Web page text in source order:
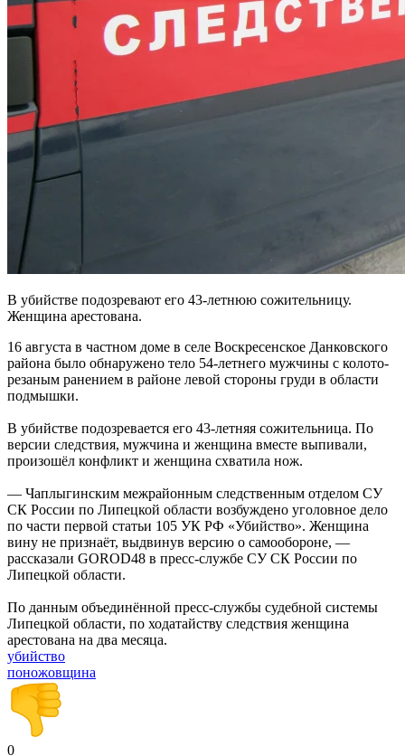
В убийстве подозревают его 43-летнюю сожительницу.
Женщина арестована.
16 августа в частном доме в селе Воскресенское Данковского
района было обнаружено тело 54-летнего мужчины с колото-
резаным ранением в районе левой стороны груди в области
подмышки.
В убийстве подозревается его 43-летняя сожительница. По
версии следствия, мужчина и женщина вместе выпивали,
произошёл конфликт и женщина схватила нож.
— Чаплыгинским межрайонным следственным отделом СУ
СК России по Липецкой области возбуждено уголовное дело
по части первой статьи 105 УК РФ «Убийство». Женщина
вину не признаёт, выдвинув версию о самообороне, —
рассказали GOROD48 в пресс-службе СУ СК России по
Липецкой области.
По данным объединённой пресс-службы судебной системы
Липецкой области, по ходатайству следствия женщина
арестована на два месяца.
убийство
поножовщина
0